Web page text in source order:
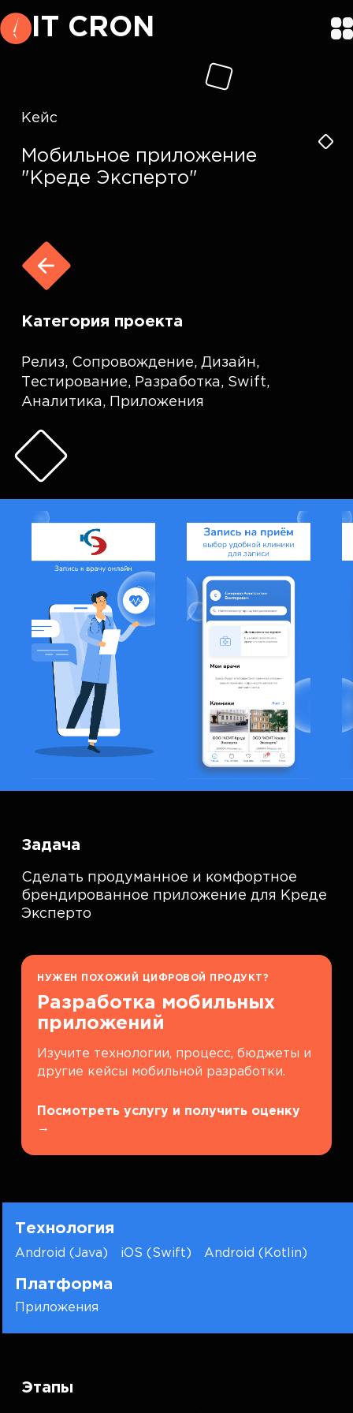
IT CRON
Кейс
Мобильное приложение
"Креде Эксперто"
Категория проекта
Релиз, Сопровождение, Дизайн,
Тестирование, Разработка, Swift,
Аналитика, Приложения
Задача
Сделать продуманное и комфортное
брендированное приложение для Креде
Эксперто
НУЖЕН ПОХОЖИЙ ЦИФРОВОЙ ПРОДУКТ?
Разработка мобильных
приложений
Изучите технологии, процесс, бюджеты и
другие кейсы мобильной разработки.
Посмотреть услугу и получить оценку
→
Технология
Android (Java) iOS (Swift) Android (Kotlin)
Платформа
Приложения
Этапы